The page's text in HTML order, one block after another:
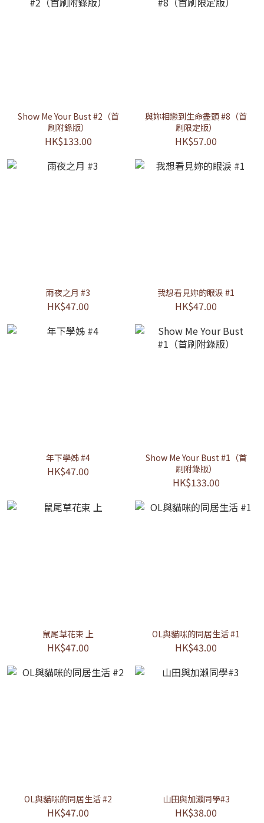
Show Me Your Bust #2（首
刷附錄版）
HK$133.00
與妳相戀到生命盡頭 #8（首
刷限定版）
HK$57.00
雨夜之月 #3
HK$47.00
我想看見妳的眼淚 #1
HK$47.00
年下學姊 #4
HK$47.00
Show Me Your Bust #1（首
刷附錄版）
HK$133.00
鼠尾草花束 上
HK$47.00
OL與貓咪的同居生活 #1
HK$43.00
OL與貓咪的同居生活 #2
HK$47.00
山田與加瀨同學#3
HK$38.00